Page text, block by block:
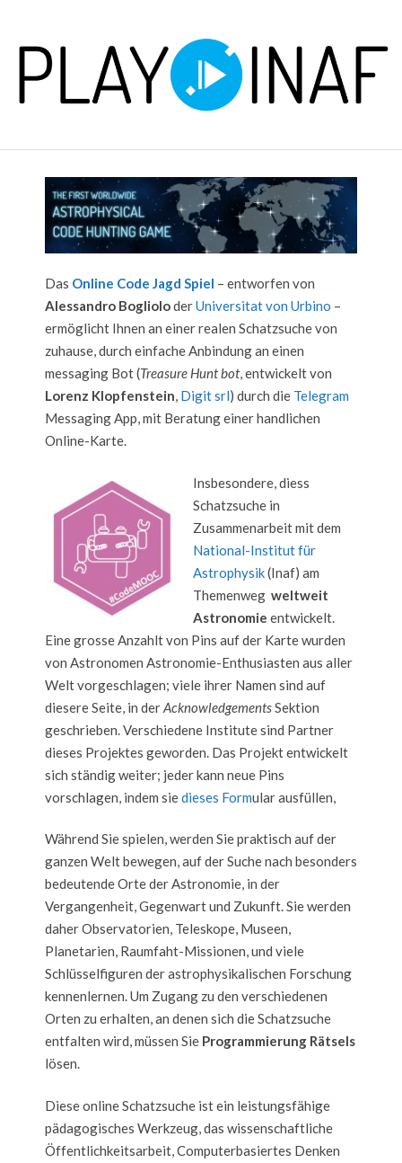
content
P
Navigation
Das Online Code Jagd Spiel – entworfen von
Alessandro BoglioloderUniversitat von Urbino –
ermöglicht Ihnen an einer realen Schatzsuche von
zuhause, durch einfache Anbindung an einen
messaging Bot (Treasure Hunt bot, entwickelt von
Lorenz Klopfenstein, Digit srl) durch die Telegram
Messaging App, mit Beratung einer handlichen
Online-Karte.
Insbesondere, diess
Schatzsuche in
Zusammenarbeit mit dem
National-Institut für
Astrophysik(Inaf) am
Themenweg weltweit
Astronomie entwickelt.
Eine grosse Anzahlt von Pins auf der Karte wurden
von Astronomen Astronomie-Enthusiasten aus aller
Welt vorgeschlagen; viele ihrer Namen sind auf
diesere Seite, in derAcknowledgementsSektion
geschrieben. Verschiedene Institute sind Partner
dieses Projektes geworden. Das Projekt entwickelt
sich ständig weiter; jeder kann neue Pins
vorschlagen, indem siedieses Formular ausfüllen,
Während Sie spielen, werden Sie praktisch auf der
ganzen Welt bewegen, auf der Suche nach besonders
bedeutende Orte der Astronomie, in der
Vergangenheit, Gegenwart und Zukunft. Sie werden
daher Observatorien, Teleskope, Museen,
Planetarien, Raumfaht-Missionen, und viele
Schlüsselfiguren der astrophysikalischen Forschung
kennenlernen. Um Zugang zu den verschiedenen
Orten zu erhalten, an denen sich die Schatzsuche
entfalten wird, müssen Sie Programmierung Rätsels
lösen.
Diese online Schatzsuche ist ein leistungsfähige
pädagogisches Werkzeug, das wissenschaftliche
Öffentlichkeitsarbeit, Computerbasiertes Denken